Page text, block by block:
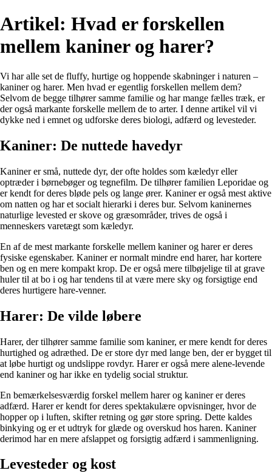
Artikel: Hvad er forskellen
mellem kaniner og harer?
Vi har alle set de fluffy, hurtige og hoppende skabninger i naturen –
kaniner og harer. Men hvad er egentlig forskellen mellem dem?
Selvom de begge tilhører samme familie og har mange fælles træk, er
der også markante forskelle mellem de to arter. I denne artikel vil vi
dykke ned i emnet og udforske deres biologi, adfærd og levesteder.
Kaniner: De nuttede havedyr
Kaniner er små, nuttede dyr, der ofte holdes som kæledyr eller
optræder i børnebøger og tegnefilm. De tilhører familien Leporidae og
er kendt for deres bløde pels og lange ører. Kaniner er også mest aktive
om natten og har et socialt hierarki i deres bur. Selvom kaninernes
naturlige levested er skove og græsområder, trives de også i
menneskers varetægt som kæledyr.
En af de mest markante forskelle mellem kaniner og harer er deres
fysiske egenskaber. Kaniner er normalt mindre end harer, har kortere
ben og en mere kompakt krop. De er også mere tilbøjelige til at grave
huler til at bo i og har tendens til at være mere sky og forsigtige end
deres hurtigere hare-venner.
Harer: De vilde løbere
Harer, der tilhører samme familie som kaniner, er mere kendt for deres
hurtighed og adræthed. De er store dyr med lange ben, der er bygget til
at løbe hurtigt og undslippe rovdyr. Harer er også mere alene-levende
end kaniner og har ikke en tydelig social struktur.
En bemærkelsesværdig forskel mellem harer og kaniner er deres
adfærd. Harer er kendt for deres spektakulære opvisninger, hvor de
hopper op i luften, skifter retning og gør store spring. Dette kaldes
binkying og er et udtryk for glæde og overskud hos haren. Kaniner
derimod har en mere afslappet og forsigtig adfærd i sammenligning.
Levesteder og kost